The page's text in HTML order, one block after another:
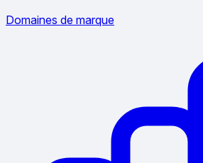
Domaines de marque